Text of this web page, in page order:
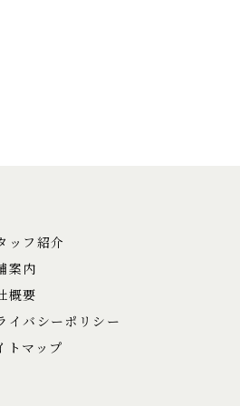
ッフ紹介
案内
概要
イバシーポリシー
トマップ